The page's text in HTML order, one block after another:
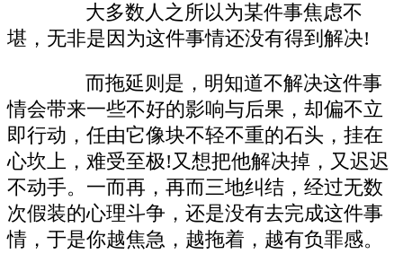
大多数人之所以为某件事焦虑不
堪，无非是因为这件事情还没有得到解决!
而拖延则是，明知道不解决这件事
情会带来一些不好的影响与后果，却偏不立
即行动，任由它像块不轻不重的石头，挂在
心坎上，难受至极!又想把他解决掉，又迟迟
不动手。一而再，再而三地纠结，经过无数
次假装的心理斗争，还是没有去完成这件事
情，于是你越焦急，越拖着，越有负罪感。